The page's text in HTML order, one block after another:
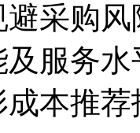
采购
服务
本推